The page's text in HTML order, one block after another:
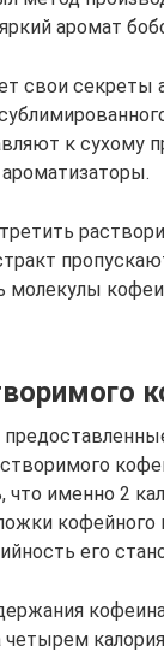
аромат
свои секреты
к сухому
молекулы
что именно 2
его
четырем